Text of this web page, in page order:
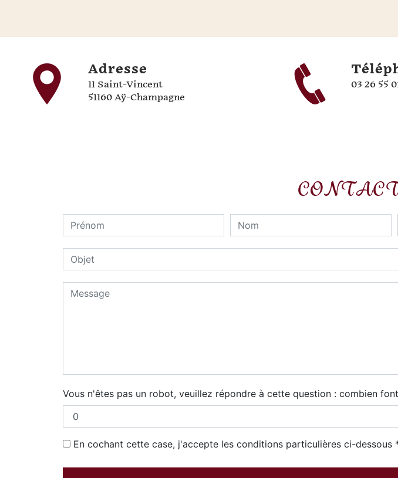
Adresse
11 Saint-Vincent
51160 Aÿ-Champagne
03 26 55
Vous n'êtes pas un robot, veuillez répondre à cette question : combien
En cochant cette case, j'accepte les conditions particulières ci-dessous